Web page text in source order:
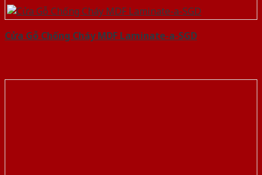
Cửa Gỗ Chống Cháy MDF Laminate-a-SGD